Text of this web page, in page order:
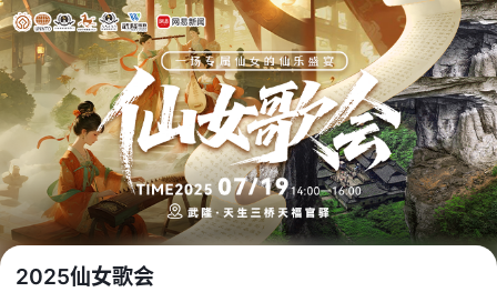
2025仙女歌会